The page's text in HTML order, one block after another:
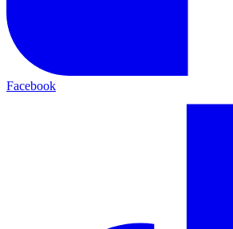
Facebook